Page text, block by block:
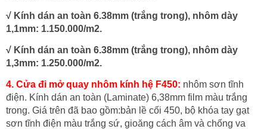
√ Kính dán an toàn 6.38mm (trắng trong), nhôm dày
1,1mm: 1.150.000/m2.
√ Kính dán an toàn 6.38mm (trắng trong), nhôm dày
1,3mm: 1.250.000/m2.
4. Cửa đi mở quay nhôm kính hệ F450: nhôm sơn tĩnh
điện. Kính dán an toàn (Laminate) 6,38mm film màu trắng
trong. Giá trên đã bao gồm:bản lề cối 450, bộ khóa tay gạt
sơn tĩnh điện màu trắng sứ, gioăng cách âm và chống va